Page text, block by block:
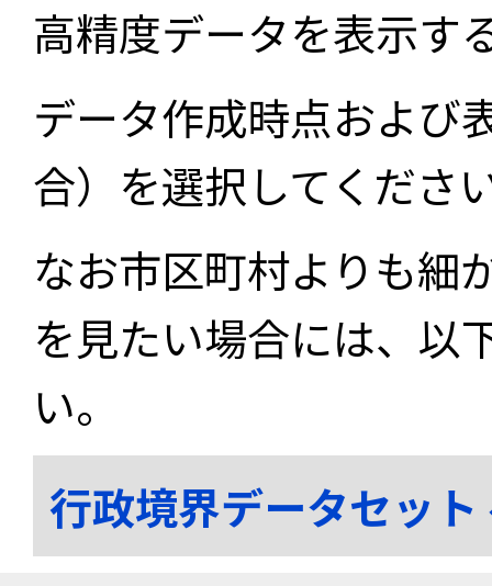
高精度データを表示す
データ作成時点および
合）を選択してくださ
なお市区町村よりも細
を見たい場合には、以
い。
行政境界データセッ